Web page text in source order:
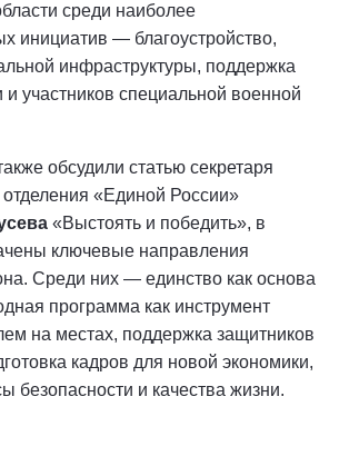
среди наиболее
инициатив — благоустройство,
инфраструктуры, поддержка
и участников специальной военной
обсудили статью секретаря
отделения «Единой России»
«Выстоять и победить», в
ключевые направления
Среди них — единство как основа
программа как инструмент
на местах, поддержка защитников
кадров для новой экономики,
безопасности и качества жизни.